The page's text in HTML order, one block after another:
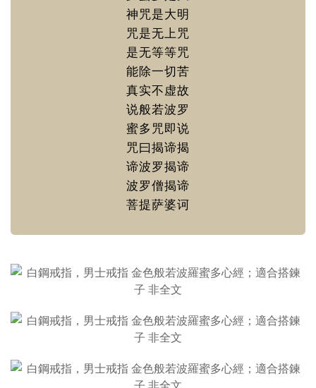
神咒是大明
咒是无上咒
是无等等咒
能除一切苦
真实不虚故
说般若波罗
蜜多咒即说
咒曰揭谛揭
谛波罗揭谛
波罗僧揭谛
菩提萨婆诃